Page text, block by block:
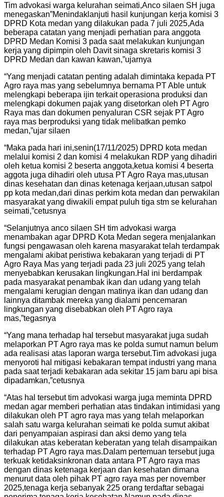
Tim advokasi warga kelurahan seimati,Anco silaen SH juga
menegaskan”Menindaklanjuti hasil kunjungan kerja komisi 3
DPRD Kota medan yang dilakukan pada 7 juli 2025,Ada
beberapa catatan yang menjadi perhatian para anggota
DPRD Medan Komisi 3 pada saat melakukan kunjungan
kerja yang dipimpin oleh Davit sinaga skretaris komisi 3
DPRD Medan dan kawan kawan,”ujarnya
“Yang menjadi catatan penting adalah dimintaka kepada PT
Agro raya mas yang sebelumnya bernama PT Able untuk
melengkapi beberapa ijin terkait operasiona produksi dan
melengkapi dokumen pajak yang disetorkan oleh PT Agro
Raya mas dan dokumen penyaluran CSR sejak PT Agro
raya mas berproduksi yang tidak melibatkan pemko
medan,”ujar silaen
“Maka pada hari ini,senin(17/11/2025) DPRD kota medan
melalui komisi 2 dan komisi 4 melakukan RDP yang dihadiri
oleh ketua komisi 2 beserta anggota,ketua komisi 4 beserta
aggota juga dihadiri oleh utusa PT Agro Raya mas,utusan
dinas kesehatan dan dinas ketenaga kerjaan,utusan satpol
pp kota medan,dari dinas perkim kota medan dan perwakilan
masyarakat yang diwakili empat puluh tiga stm se kelurahan
seimati,”cetusnya
“Selanjutnya anco silaen SH tim advokasi warga
menambakan agar DPRD Kota Medan segera menjalankan
fungsi pengawasan oleh karena masyarakat telah terdampak
mengalami akibat peristiwa kebakaran yang terjadi di PT
Agro Raya Mas yang terjadi pada 23 juli 2025 yang telah
menyebabkan kerusakan lingkungan.Hal ini berdampak
pada masyarakat penambak ikan dan udang yang telah
mengalami kerugian dengan matinya ikan dan udang dan
lainnya ditambak mereka yang dialami pencemaran
lingkungan yang disebabkan oleh PT Agro raya
mas,”tegasnya
“Yang mana terhadap hal tersebut masyarakat juga sudah
melaporkan PT Agro raya mas ke polda sumut namun belum
ada realisasi atas laporan warga tersebut.Tim advokasi juga
menyoroti hal mitigasi kebakaran tempat industri yang mana
pada saat terjadi kebakaran ada sekitar 15 jam baru api bisa
dipadamkan,”cetusnya
“Atas hal tersebut tim advokasi warga juga meminta DPRD
medan agar memberi perhatian atas tindakan intimidasi yang
dilakukan oleh PT agro raya mas yang telah melaporkan
salah satu warga kelurahan seimati ke polda sumut akibat
dari penyampaian aspirasi dan aksi demo yang tela
dilakukan atas keberatan keberatan yang telah disampaikan
terhadap PT Agro raya mas.Dalam pertemuan tersebut juga
terkuak ketidaksinkronan data antara PT Agro raya mas
dengan dinas ketenaga kerjaan dan kesehatan dimana
menurut data oleh pihak PT agro raya mas per november
2025,tenaga kerja sebanyak 225 orang terdaftar sebagai